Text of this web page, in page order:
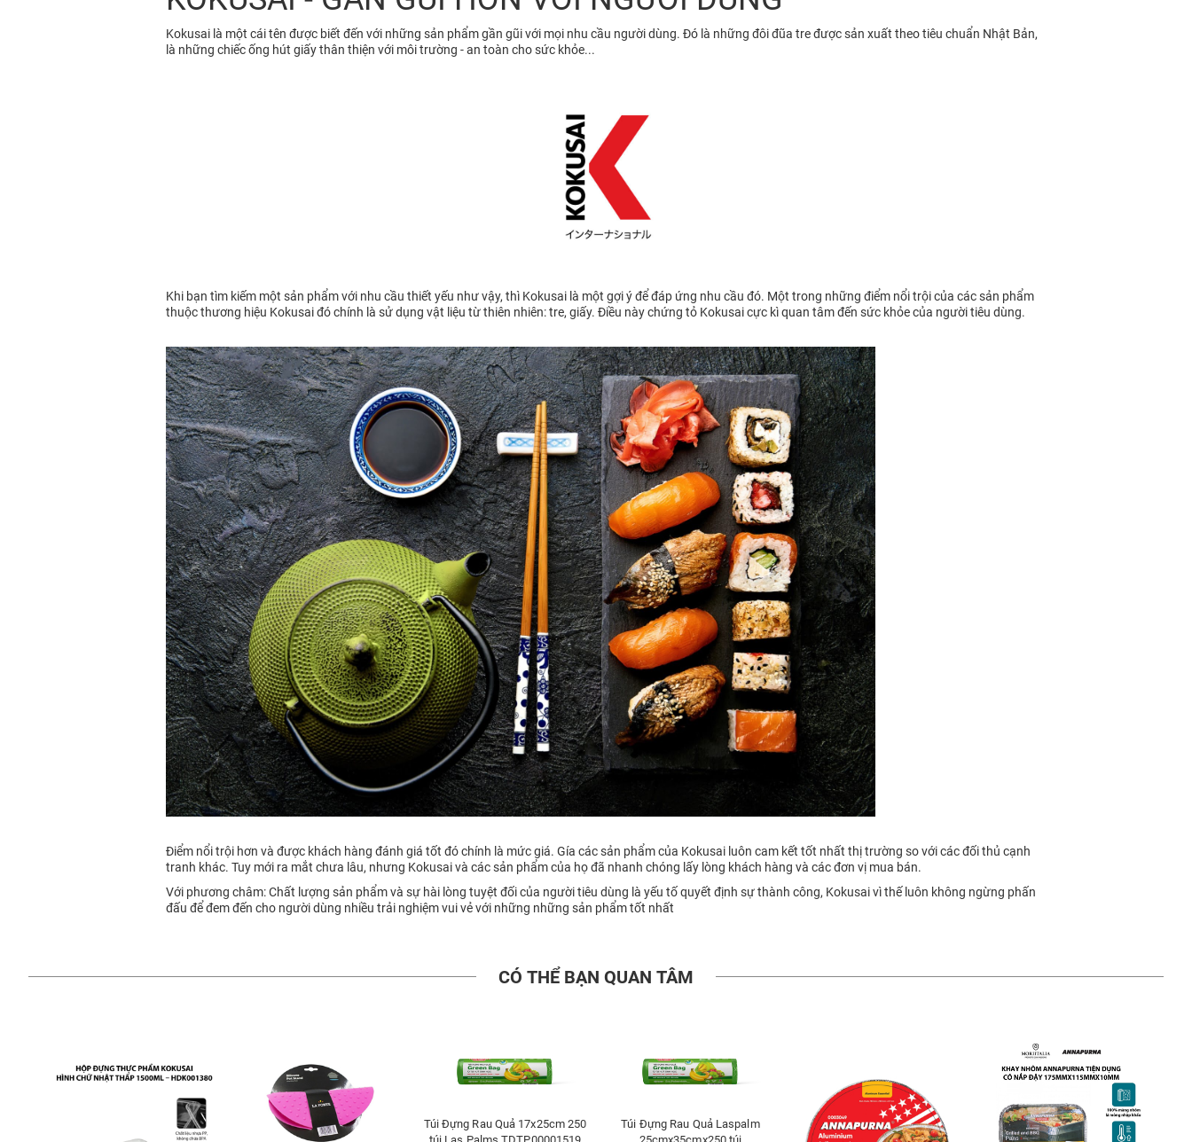
Kokusai là một cái tên được biết đến với những sản phẩm gần gũi với mọi nhu cầu người dùng. Đó là những đôi đũa tre được sản xuất theo tiêu chuẩn Nhật Bản,
là những chiếc ống hút giấy thân thiện với môi trường - an toàn cho sức khỏe...
Khi bạn tìm kiếm một sản phẩm với nhu cầu thiết yếu như vậy, thì Kokusai là một gợi ý để đáp ứng nhu cầu đó. Một trong những điểm nổi trội của các sản phẩm
thuộc thương hiệu Kokusai đó chính là sử dụng vật liệu từ thiên nhiên: tre, giấy. Điều này chứng tỏ Kokusai cực kì quan tâm đến sức khỏe của người tiêu dùng.
Điểm nổi trội hơn và được khách hàng đánh giá tốt đó chính là mức giá. Gía các sản phẩm của Kokusai luôn cam kết tốt nhất thị trường so với các đối thủ cạnh
tranh khác. Tuy mới ra mắt chưa lâu, nhưng Kokusai và các sản phẩm của họ đã nhanh chóng lấy lòng khách hàng và các đơn vị mua bán.
Với phương châm: Chất lượng sản phẩm và sự hài lòng tuyệt đối của người tiêu dùng là yếu tố quyết định sự thành công, Kokusai vì thế luôn không ngừng phấn
đấu để đem đến cho người dùng nhiều trải nghiệm vui vẻ với những những sản phẩm tốt nhất
CÓ THỂ BẠN QUAN TÂM
Túi Đựng Rau Quả 17x25cm 250
Túi Đựng Rau Quả Laspalm